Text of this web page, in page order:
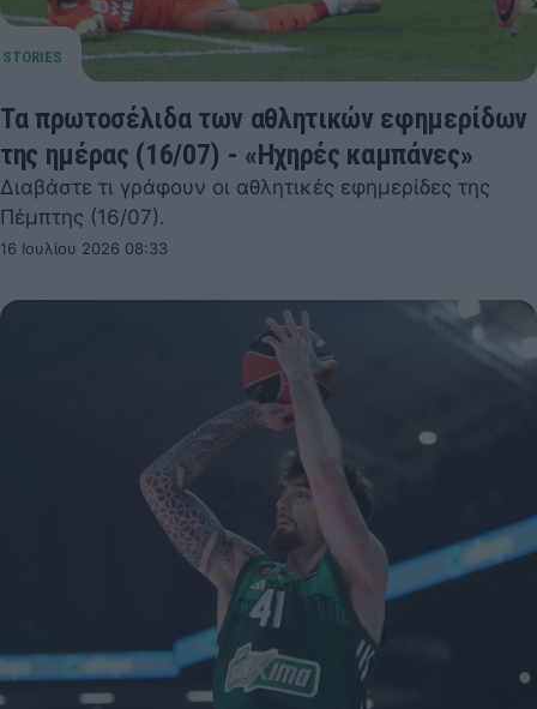
Τα πρωτοσέλιδα των αθλητικών εφημερίδων
της ημέρας (16/07) - «Ηχηρές καμπάνες»
Διαβάστε τι γράφουν οι αθλητικές εφημερίδες της
Πέμπτης (16/07).
16 Ιουλίου 2026 08:33